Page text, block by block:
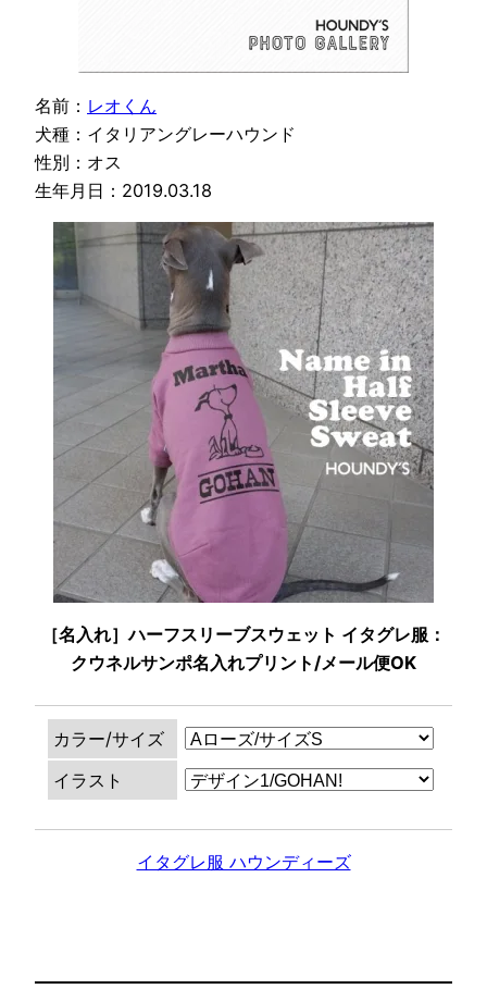
名前： レオくん
犬種：イタリアングレーハウンド
性別：オス
生年月日：2019.03.18
［名入れ］ハーフスリーブスウェット イタグレ服：
クウネルサンポ名入れプリント/メール便OK
カラー/サイズ
イラスト
イタグレ服 ハウンディーズ